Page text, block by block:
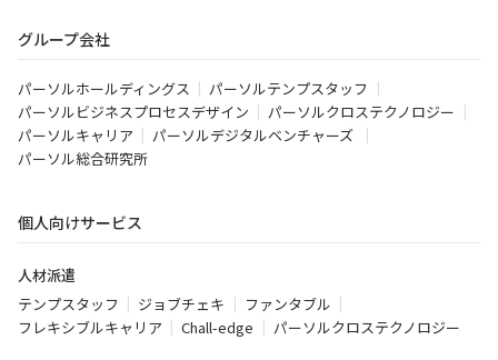
グループ会社
パーソルホールディングス
パーソルテンプスタッフ
パーソルビジネスプロセスデザイン
パーソルクロステクノロジー
パーソルキャリア
パーソルデジタルベンチャーズ
パーソル総合研究所
個人向けサービス
人材派遣
テンプスタッフ
ジョブチェキ
ファンタブル
フレキシブルキャリア
Chall-edge パーソルクロステクノロジー